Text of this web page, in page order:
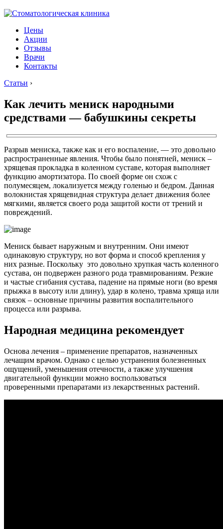
Цены
Акции
Отзывы
Врачи
Контакты
Статьи ›
Как лечить мениск народными
средствами — бабушкины секреты
Разрыв мениска, также как и его воспаление, — это довольно
распространенные явления. Чтобы было понятней, мениск –
хрящевая прокладка в коленном суставе, которая выполняет
функцию амортизатора. По своей форме он схож с
полумесяцем, локализуется между голенью и бедром. Данная
волокнистая хрящевидная структура делает движения более
мягкими, является своего рода защитой кости от трений и
повреждений.
Мениск бывает наружным и внутренним. Они имеют
одинаковую структуру, но вот форма и способ крепления у
них разные. Поскольку это довольно хрупкая часть коленного
сустава, он подвержен разного рода травмированиям. Резкие
и частые сгибания сустава, падение на прямые ноги (во время
прыжка в высоту или длину), удар в колено, травма хряща или
связок – основные причины развития воспалительного
процесса или разрыва.
Народная медицина рекомендует
Основа лечения – применение препаратов, назначенных
лечащим врачом. Однако с целью устранения болезненных
ощущений, уменьшения отечности, а также улучшения
двигательной функции можно воспользоваться
проверенными препаратами из лекарственных растений.